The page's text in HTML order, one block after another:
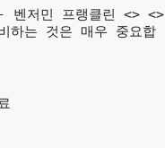
벤저민 프랭클린 <> <>
하는 것은 매우 중요합